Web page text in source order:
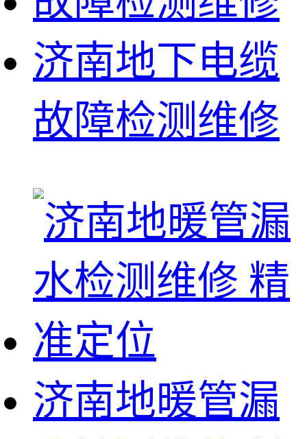
济南地下电缆
故障检测维修
济南地暖管漏